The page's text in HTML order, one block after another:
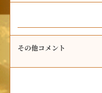
その他コメント